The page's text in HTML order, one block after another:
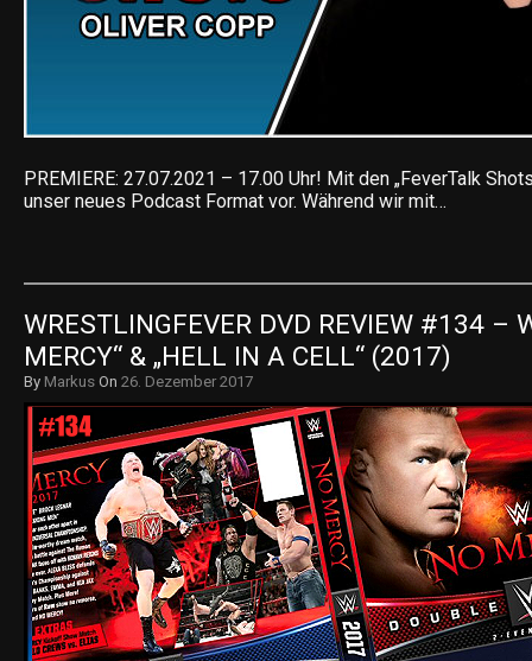
PREMIERE: 27.07.2021 – 17.00 Uhr! Mit den „FeverTalk
unser neues Podcast Format vor. Während wir mit…
WRESTLINGFEVER DVD REVIEW #134 –
MERCY“ & „HELL IN A CELL“ (2017)
By Markus On 26. Dezember 2017